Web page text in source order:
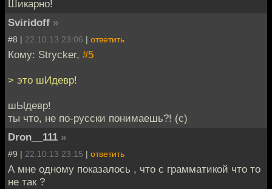
Шикарно!
Sviridoff »
#8 | 22.10.13 23:06 | ответить
Кому: Strycker, #5
> это шИдевр!
шЫдевр!
ты что, не по-русски понимаешь?! (с)
Dron__111 »
#9 | 22.10.13 23:15 | ответить
А мне одному показалось , что с грамматикой что то
не так ?